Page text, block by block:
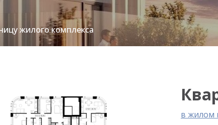
жилого комплекса
в жилом